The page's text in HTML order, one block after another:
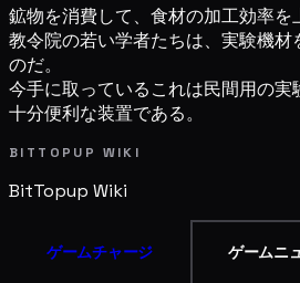
鉱物を消費して、食材の加工効率を
教令院の若い学者たちは、実験機
のだ。
今手に取っているこれは民間用の
十分便利な装置である。
BITTOPUP WIKI
BitTopup Wiki
ゲームチャージ ゲームニ